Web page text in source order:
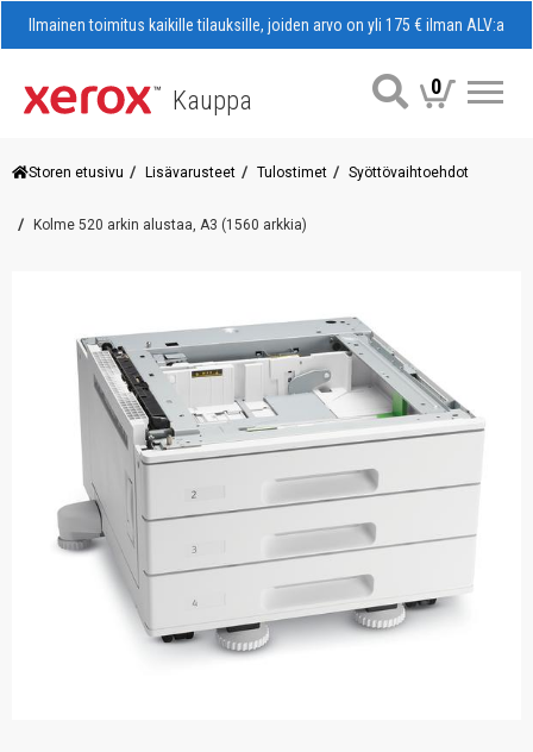
Ilmainen toimitus kaikille tilauksille, joiden arvo on yli 175 € ilman ALV:a
Kauppa 0
Storen etusivu Lisävarusteet Tulostimet Syöttövaihtoehdot
Kolme 520 arkin alustaa, A3 (1560 arkkia)